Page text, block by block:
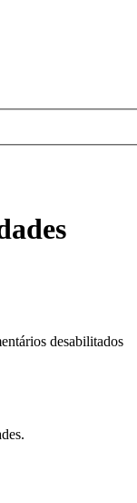
desabilitados